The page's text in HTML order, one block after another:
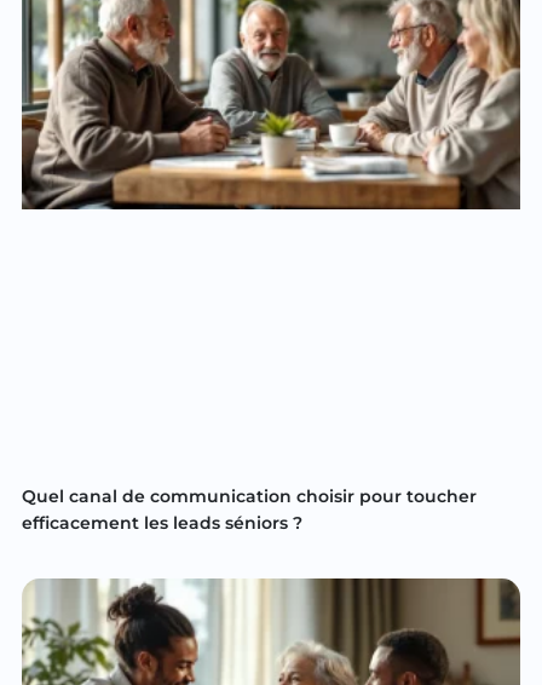
Quel canal de communication choisir pour toucher
efficacement les leads séniors ?